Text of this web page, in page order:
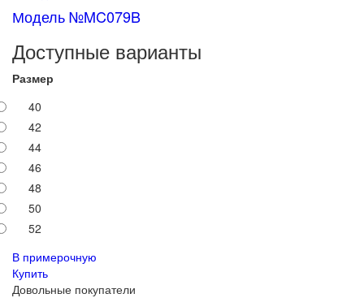
Модель №MC079B
Доступные варианты
Размер
40
42
44
46
48
50
52
В примерочную
Купить
Довольные покупатели